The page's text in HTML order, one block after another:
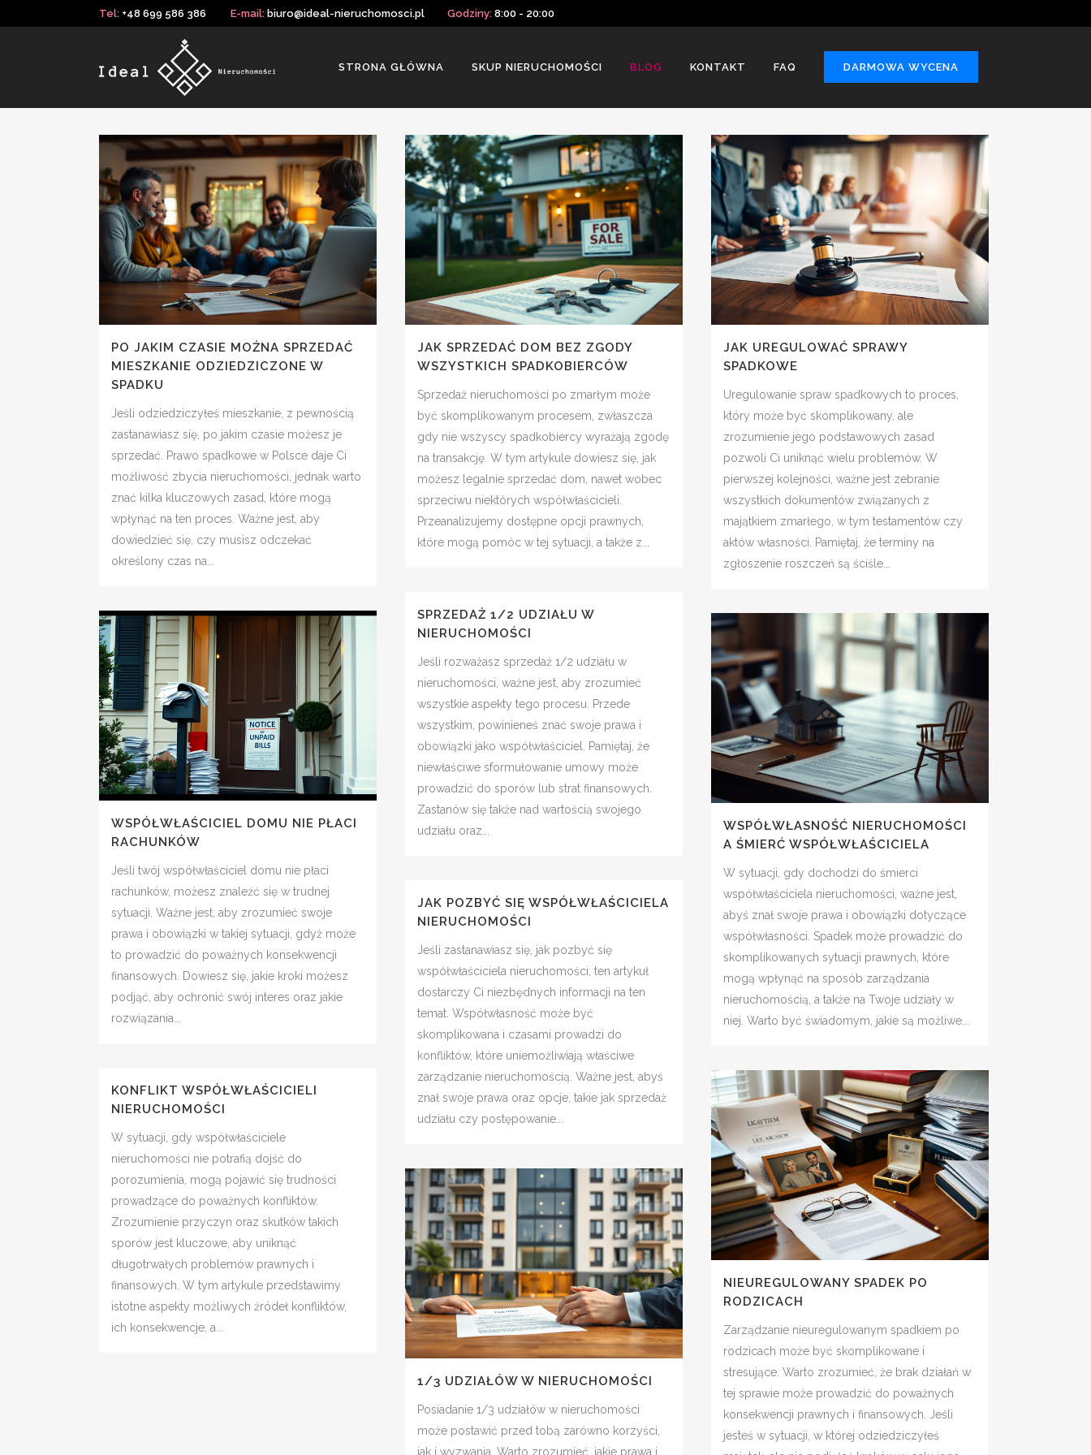
Tel: +48 699 586 386 E-mail: biuro@ideal-nieruchomosci.pl Godziny: 8:00 - 20:00
STRONA GŁÓWNA SKUP NIERUCHOMOŚCI BLOG KONTAKT FAQ DARMOWA WYCENA
PO JAKIM CZASIE MOŻNA SPRZEDAĆ
MIESZKANIE ODZIEDZICZONE W
SPADKU
Jeśli odziedziczyłeś mieszkanie, z pewnością
zastanawiasz się, po jakim czasie możesz je
sprzedać. Prawo spadkowe w Polsce daje Ci
możliwość zbycia nieruchomości, jednak warto
znać kilka kluczowych zasad, które mogą
wpłynąć na ten proces. Ważne jest, aby
dowiedzieć się, czy musisz odczekać
określony czas na...
JAK SPRZEDAĆ DOM BEZ ZGODY
WSZYSTKICH SPADKOBIERCÓW
Sprzedaż nieruchomości po zmarłym może
być skomplikowanym procesem, zwłaszcza
gdy nie wszyscy spadkobiercy wyrażają zgodę
na transakcję. W tym artykule dowiesz się, jak
możesz legalnie sprzedać dom, nawet wobec
sprzeciwu niektórych współwłaścicieli.
Przeanalizujemy dostępne opcji prawnych,
które mogą pomóc w tej sytuacji, a także z...
JAK UREGULOWAĆ SPRAWY
SPADKOWE
Uregulowanie spraw spadkowych to proces,
który może być skomplikowany, ale
zrozumienie jego podstawowych zasad
pozwoli Ci uniknąć wielu problemów. W
pierwszej kolejności, ważne jest zebranie
wszystkich dokumentów związanych z
majątkiem zmarłego, w tym testamentów czy
aktów własności. Pamiętaj, że terminy na
zgłoszenie roszczeń są ściśle...
SPRZEDAŻ 1/2 UDZIAŁU W
NIERUCHOMOŚCI
Jeśli rozważasz sprzedaż 1/2 udziału w
nieruchomości, ważne jest, aby zrozumieć
wszystkie aspekty tego procesu. Przede
wszystkim, powinieneś znać swoje prawa i
obowiązki jako współwłaściciel. Pamiętaj, że
niewłaściwe sformułowanie umowy może
prowadzić do sporów lub strat finansowych.
Zastanów się także nad wartością swojego
udziału oraz...
WSPÓŁWŁAŚCICIEL DOMU NIE PŁACI
RACHUNKÓW
Jeśli twój współwłaściciel domu nie płaci
rachunków, możesz znaleźć się w trudnej
sytuacji. Ważne jest, aby zrozumieć swoje
prawa i obowiązki w takiej sytuacji, gdyż może
to prowadzić do poważnych konsekwencji
finansowych. Dowiesz się, jakie kroki możesz
podjąć, aby ochronić swój interes oraz jakie
rozwiązania...
WSPÓŁWŁASNOŚĆ NIERUCHOMOŚCI
A ŚMIERĆ WSPÓŁWŁAŚCICIELA
W sytuacji, gdy dochodzi do śmierci
współwłaściciela nieruchomości, ważne jest,
abyś znał swoje prawa i obowiązki dotyczące
współwłasności. Spadek może prowadzić do
skomplikowanych sytuacji prawnych, które
mogą wpłynąć na sposób zarządzania
nieruchomością, a także na Twoje udziały w
niej. Warto być świadomym, jakie są możliwe...
JAK POZBYĆ SIĘ WSPÓŁWŁAŚCICIELA
NIERUCHOMOŚCI
Jeśli zastanawiasz się, jak pozbyć się
współwłaściciela nieruchomości, ten artykuł
dostarczy Ci niezbędnych informacji na ten
temat. Współwłasność może być
skomplikowana i czasami prowadzi do
konfliktów, które uniemożliwiają właściwe
zarządzanie nieruchomością. Ważne jest, abyś
znał swoje prawa oraz opcje, takie jak sprzedaż
udziału czy postępowanie...
KONFLIKT WSPÓŁWŁAŚCICIELI
NIERUCHOMOŚCI
W sytuacji, gdy współwłaściciele
nieruchomości nie potrafią dojść do
porozumienia, mogą pojawić się trudności
prowadzące do poważnych konfliktów.
Zrozumienie przyczyn oraz skutków takich
sporów jest kluczowe, aby uniknąć
długotrwałych problemów prawnych i
finansowych. W tym artykule przedstawimy
istotne aspekty możliwych źródeł konfliktów,
ich konsekwencje, a...
NIEUREGULOWANY SPADEK PO
RODZICACH
Zarządzanie nieuregulowanym spadkiem po
rodzicach może być skomplikowane i
stresujące. Warto zrozumieć, że brak działań w
tej sprawie może prowadzić do poważnych
konsekwencji prawnych i finansowych. Jeśli
jesteś w sytuacji, w której odziedziczyłeś
1/3 UDZIAŁÓW W NIERUCHOMOŚCI
Posiadanie 1/3 udziałów w nieruchomości
może postawić przed tobą zarówno korzyści,
jak i wyzwania. Warto zrozumieć, jakie prawa i